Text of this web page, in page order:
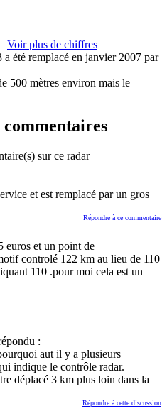
Voir plus de chiffres
été remplacé en janvier 2007 par
500 mètres environ mais le
sur ce radar
et est remplacé par un gros
Répondre à ce commentaire
euros et un point de
controlé 122 km au lieu de 110
110 .pour moi cela est un
:
aut il y a plusieurs
indique le contrôle radar.
déplacé 3 km plus loin dans la
Répondre à cette discussion